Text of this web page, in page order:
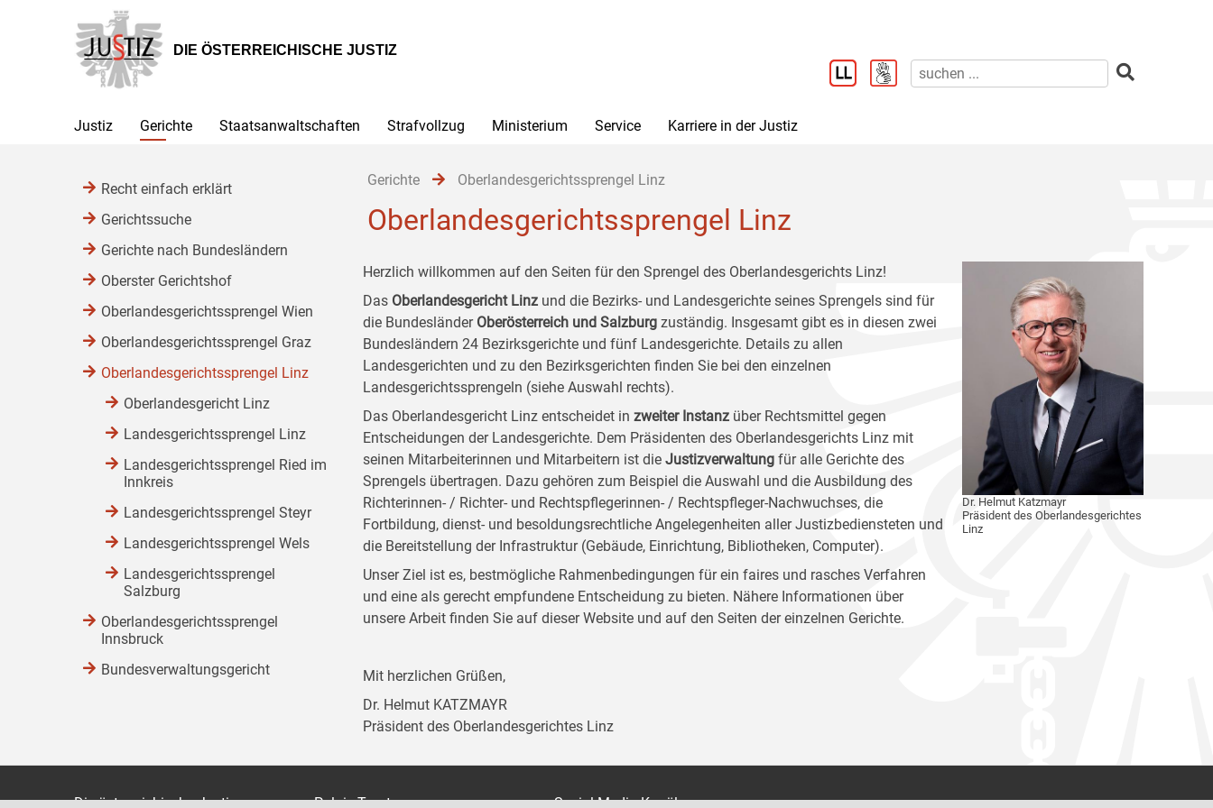
Hauptnavigation
[1]
Inhalt
[2]
Untermenü
[3]
DIE ÖSTERREICHISCHE JUSTIZ
Justiz Gerichte Staatsanwaltschaften Strafvollzug Ministerium Service Karriere in der Justiz
Gerichte Oberlandesgerichtssprengel Linz
Oberlandesgerichtssprengel Linz
Herzlich willkommen auf den Seiten für den Sprengel des Oberlandesgerichts Linz!
Das Oberlandesgericht Linz und die Bezirks- und Landesgerichte seines Sprengels sind für
die Bundesländer Oberösterreich und Salzburg zuständig. Insgesamt gibt es in diesen zwei
Bundesländern 24 Bezirksgerichte und fünf Landesgerichte. Details zu allen
Landesgerichten und zu den Bezirksgerichten finden Sie bei den einzelnen
Landesgerichtssprengeln (siehe Auswahl rechts).
Das Oberlandesgericht Linz entscheidet in zweiter Instanz über Rechtsmittel gegen
Entscheidungen der Landesgerichte. Dem Präsidenten des Oberlandesgerichts Linz mit
seinen Mitarbeiterinnen und Mitarbeitern ist die Justizverwaltung für alle Gerichte des
Sprengels übertragen. Dazu gehören zum Beispiel die Auswahl und die Ausbildung des
Richterinnen- / Richter- und Rechtspflegerinnen- / Rechtspfleger-Nachwuchses, die
Fortbildung, dienst- und besoldungsrechtliche Angelegenheiten aller Justizbediensteten und
die Bereitstellung der Infrastruktur (Gebäude, Einrichtung, Bibliotheken, Computer).
Unser Ziel ist es, bestmögliche Rahmenbedingungen für ein faires und rasches Verfahren
und eine als gerecht empfundene Entscheidung zu bieten. Nähere Informationen über
unsere Arbeit finden Sie auf dieser Website und auf den Seiten der einzelnen Gerichte.
Mit herzlichen Grüßen,
Dr. Helmut KATZMAYR
Präsident des Oberlandesgerichtes Linz
Dr. Helmut Katzmayr
Präsident des Oberlandesgerichtes
Linz
Recht einfach erklärt
Gerichtssuche
Gerichte nach Bundesländern
Oberster Gerichtshof
Oberlandesgerichtssprengel Wien
Oberlandesgerichtssprengel Graz
Oberlandesgerichtssprengel Linz
Oberlandesgericht Linz
Landesgerichtssprengel Linz
Landesgerichtssprengel Ried im
Innkreis
Landesgerichtssprengel Steyr
Landesgerichtssprengel Wels
Landesgerichtssprengel
Salzburg
Oberlandesgerichtssprengel
Innsbruck
Bundesverwaltungsgericht
Die österreichische Justiz Palais Trautson Social Media Kanäle